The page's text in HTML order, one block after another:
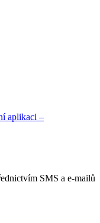
aplikaci –
SMS a e-mailů